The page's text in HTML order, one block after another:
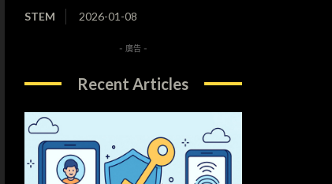
STEM 2026-01-08
- 廣告 -
Recent Articles